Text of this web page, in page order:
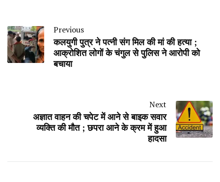
Previous
कलयुगी पुत्र ने पत्नी संग मिल की मां की हत्या ;
आक्रोशित लोगों के चंगुल से पुलिस ने आरोपी को
बचाया
Next
अज्ञात वाहन की चपेट में आने से बाइक सवार
व्यक्ति की मौत ; छपरा आने के क्रम में हुआ
हादसा